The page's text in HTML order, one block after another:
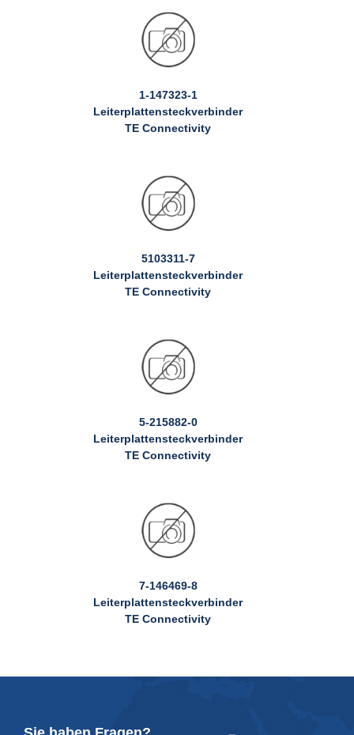
1-147323-1
Leiterplattensteckverbinder
TE Connectivity
5103311-7
Leiterplattensteckverbinder
TE Connectivity
5-215882-0
Leiterplattensteckverbinder
TE Connectivity
7-146469-8
Leiterplattensteckverbinder
TE Connectivity